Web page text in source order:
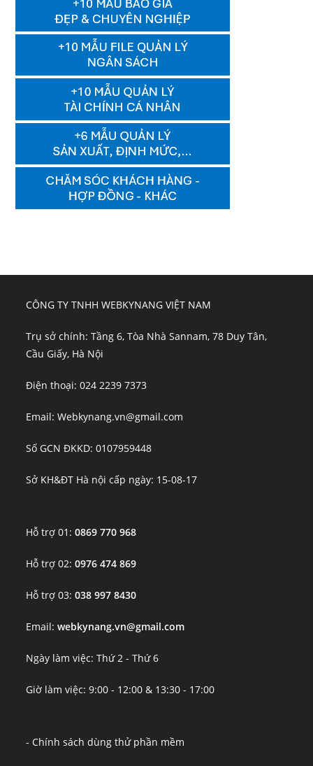
CÔNG TY TNHH WEBKYNANG VIỆT NAM
Trụ sở chính: Tầng 6, Tòa Nhà Sannam, 78 Duy Tân,
Cầu Giấy, Hà Nội
Điện thoại: 024 2239 7373
Email: Webkynang.vn@gmail.com
Số GCN ĐKKD: 0107959448
Sở KH&ĐT Hà nội cấp ngày: 15-08-17
Hỗ trợ 01:0869 770 968
Hỗ trợ 02:0976 474 869
Hỗ trợ 03:038 997 8430
Email:webkynang.vn@gmail.com
Ngày làm việc: Thứ 2 - Thứ 6
Giờ làm việc: 9:00 - 12:00 & 13:30 - 17:00
- Chính sách dùng thử phần mềm